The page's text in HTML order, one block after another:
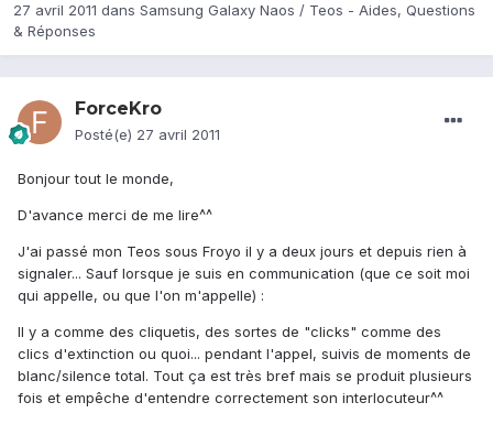
27 avril 2011 dans Samsung Galaxy Naos / Teos - Aides, Questions
& Réponses
ForceKro
Posté(e) 27 avril 2011
Bonjour tout le monde,
D'avance merci de me lire^^
J'ai passé mon Teos sous Froyo il y a deux jours et depuis rien à
signaler... Sauf lorsque je suis en communication (que ce soit moi
qui appelle, ou que l'on m'appelle) :
Il y a comme des cliquetis, des sortes de "clicks" comme des
clics d'extinction ou quoi... pendant l'appel, suivis de moments de
blanc/silence total. Tout ça est très bref mais se produit plusieurs
fois et empêche d'entendre correctement son interlocuteur^^